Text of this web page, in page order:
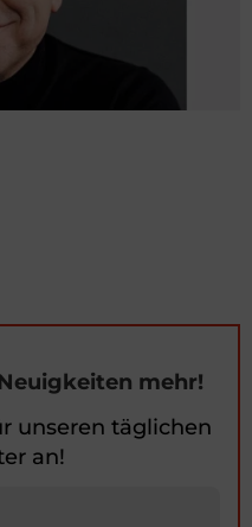
mehr!
unseren täglichen
an!